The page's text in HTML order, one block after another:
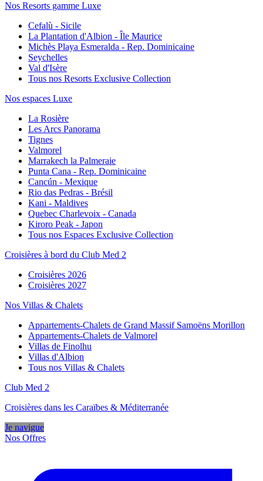
Nos Resorts gamme Luxe
Cefalù - Sicile
La Plantation d'Albion - Île Maurice
Michès Playa Esmeralda - Rep. Dominicaine
Seychelles
Val d'Isère
Tous nos Resorts Exclusive Collection
Nos espaces Luxe
La Rosière
Les Arcs Panorama
Tignes
Valmorel
Marrakech la Palmeraie
Punta Cana - Rep. Dominicaine
Cancún - Mexique
Rio das Pedras - Brésil
Kani - Maldives
Quebec Charlevoix - Canada
Kiroro Peak - Japon
Tous nos Espaces Exclusive Collection
Croisières à bord du Club Med 2
Croisières 2026
Croisières 2027
Nos Villas & Chalets
Appartements-Chalets de Grand Massif Samoëns Morillon
Appartements-Chalets de Valmorel
Villas de Finolhu
Villas d'Albion
Tous nos Villas & Chalets
Club Med 2
Croisières dans les Caraïbes & Méditerranée
Je navigue
Nos Offres